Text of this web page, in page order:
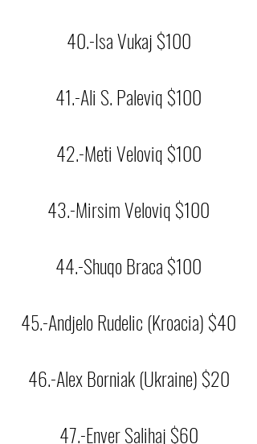
40.-Isa Vukaj $100
41.-Ali S. Paleviq $100
42.-Meti Veloviq $100
43.-Mirsim Veloviq $100
44.-Shuqo Braca $100
45.-Andjelo Rudelic (Kroacia) $40
46.-Alex Borniak (Ukraine) $20
47.-Enver Salihaj $60